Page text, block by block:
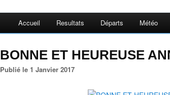
Accueil Resultats Départs Météo
BONNE ET HEUREUSE
Publié le 1 Janvier 2017